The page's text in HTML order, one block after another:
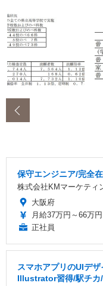
保守エンジニア/完全
株式会社KMマーケティ
大阪府
月給37万円～66万円
正社員
スマホアプリのUIデ
Illustrator習得/駅チカ